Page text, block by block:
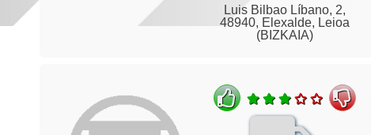
Luis Bilbao Líbano, 2,
48940, Elexalde, Leioa
(BIZKAIA)